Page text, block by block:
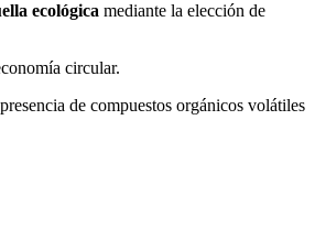
ecológica mediante la elección de
circular.
de compuestos orgánicos volátiles